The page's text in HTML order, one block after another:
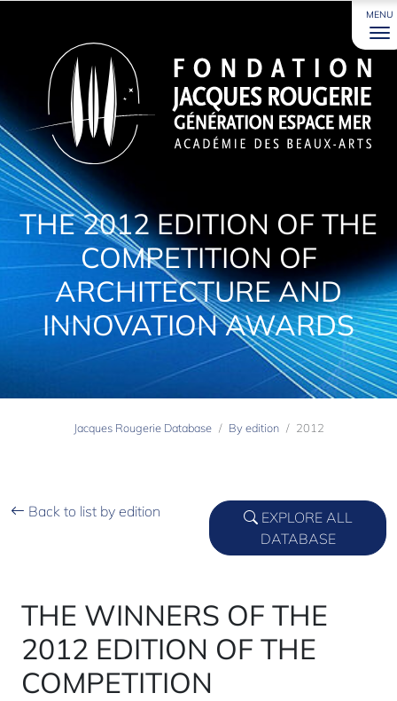
MENU
THE 2012 EDITION OF THE
COMPETITION OF
ARCHITECTURE AND
INNOVATION AWARDS
Jacques Rougerie Database By edition 2012
Back to list by edition
EXPLORE ALL
DATABASE
THE WINNERS OF THE
2012 EDITION OF THE
COMPETITION